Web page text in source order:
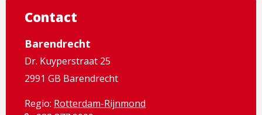
paginaContact
Barendrecht
Dr. Kuyperstraat 25
2991 GB Barendrecht
Regio: Rotterdam-Rijnmond